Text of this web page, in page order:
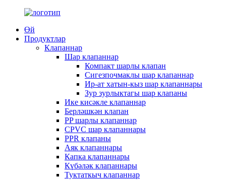
Өй
Продуктлар
Клапаннар
Шар клапаннар
Компакт шарлы клапан
Сигезпочмаклы шар клапаннар
Ир-ат хатын-кыз шар клапаннары
Зур зурлыктагы шар клапаны
Ике кисәкле клапаннар
Берләшкән клапан
PP шарлы клапаннар
CPVC шар клапаннары
PPR клапаны
Аяк клапаннары
Капка клапаннары
Күбәләк клапаннары
Туктаткыч клапаннар